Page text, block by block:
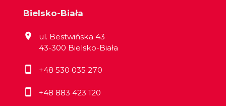
Bielsko-Biała
ul. Bestwińska 43
43-300 Bielsko-Biała
+48 530 035 270
+48 883 423 120